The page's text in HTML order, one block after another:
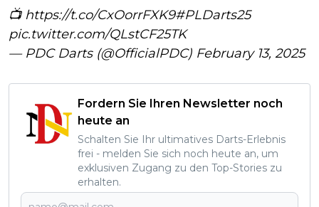
📺 https://t.co/CxOorrFXK9#PLDarts25
pic.twitter.com/QLstCF25TK
— PDC Darts (@OfficialPDC) February 13, 2025
Fordern Sie Ihren Newsletter noch
heute an
Schalten Sie Ihr ultimatives Darts-Erlebnis
frei - melden Sie sich noch heute an, um
exklusiven Zugang zu den Top-Stories zu
erhalten.